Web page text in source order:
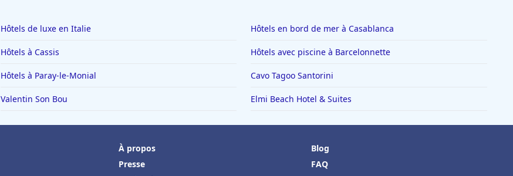
Hôtels de luxe en Italie Hôtels en bord de mer à Casablanca
Hôtels à Cassis Hôtels avec piscine à Barcelonnette
Hôtels à Paray-le-Monial Cavo Tagoo Santorini
Valentin Son Bou Elmi Beach Hotel & Suites
À propos
Presse
Blog
FAQ